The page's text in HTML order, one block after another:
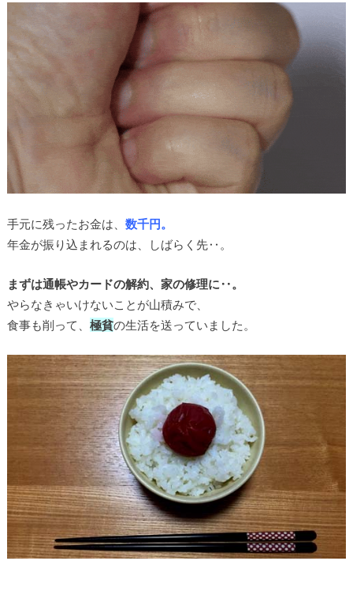
手元に残ったお金は、 数千円。
年金が振り込まれるのは、しばらく先‥。
まずは通帳やカードの解約、家の修理に‥。
やらなきゃいけないことが山積みで、
食事も削って、 極貧の生活を送っていました。